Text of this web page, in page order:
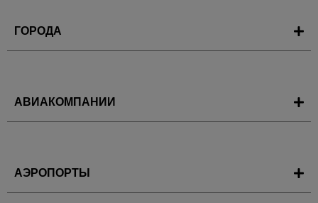
ГОРОДА
АВИАКОМПАНИИ
АЭРОПОРТЫ